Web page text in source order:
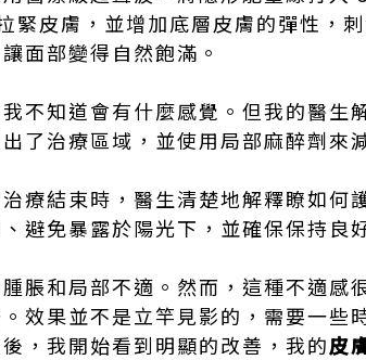
緊皮膚，並增加底層皮膚的彈性，
面部變得自然飽滿。
不知道會有什麼感覺。但我的醫生
了治療區域，並使用局部麻醉劑來
療結束時，醫生清楚地解釋瞭如何
避免暴露於陽光下，並確保保持良
脹和局部不適。然而，這種不適感
效果並不是立竿見影的，需要一些
，我開始看到明顯的改善，我的皮